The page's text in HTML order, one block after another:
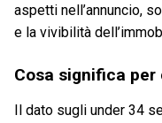
aspetti nell’annuncio,
e la vivibilità
Cosa significa per
Il dato sugli under 34